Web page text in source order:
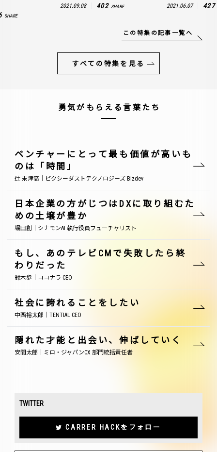
SHARE
2021.09.08 402 SHARE 2021.06.07 427
この特集の記事一覧へ
すべての特集を見る
勇気がもらえる言葉たち
ベンチャーにとって最も価値が高いも
のは「時間」
辻 未津高｜ピクシーダストテクノロジーズ Bizdev
日本企業の方がじつはDXに取り組むた
めの土壌が豊か
堀田創｜シナモンAI 執行役員フューチャリスト
もし、あのテレビCMで失敗したら終
わりだった
鈴木歩｜ココナラ CEO
社会に誇れることをしたい
中西裕太郎｜TENTIAL CEO
隠れた才能と出会い、伸ばしていく
安間太郎｜ミロ・ジャパンCX 部門統括責任者
TWITTER
CARRER HACKをフォロー